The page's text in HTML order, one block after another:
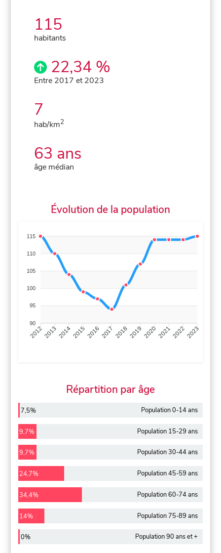
115
habitants
22,34 %
Entre 2017 et 2023
7
hab/km2
63 ans
âge médian
Évolution de la population
115
110
105
100
95
90
201220132014201520162017 20182019 2020202120222023
Répartition par âge
7,5% Population 0-14 ans
9,7% Population 15-29 ans
9,7% Population 30-44 ans
24,7% Population 45-59 ans
34,4% Population 60-74 ans
14% Population 75-89 ans
0% Population 90 ans et +